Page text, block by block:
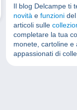
Il blog Delcampe ti
novità e funzioni del
articoli sulle
completare la tua
monete, cartoline e
appassionati di